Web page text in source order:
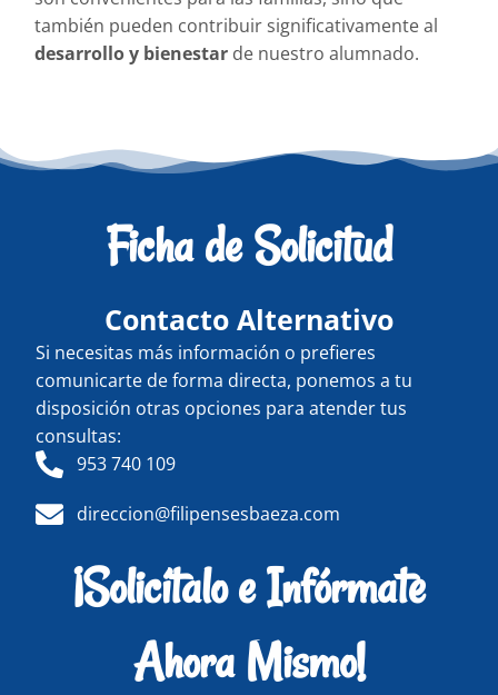
también pueden contribuir significativamente al
desarrollo y bienestar de nuestro alumnado.
¡Solicítalo e Infórmate
Ahora Mismo!
Ficha de Solicitud
Contacto Alternativo
Si necesitas más información o prefieres
comunicarte de forma directa, ponemos a tu
disposición otras opciones para atender tus
consultas:
953 740 109
direccion@filipensesbaeza.com